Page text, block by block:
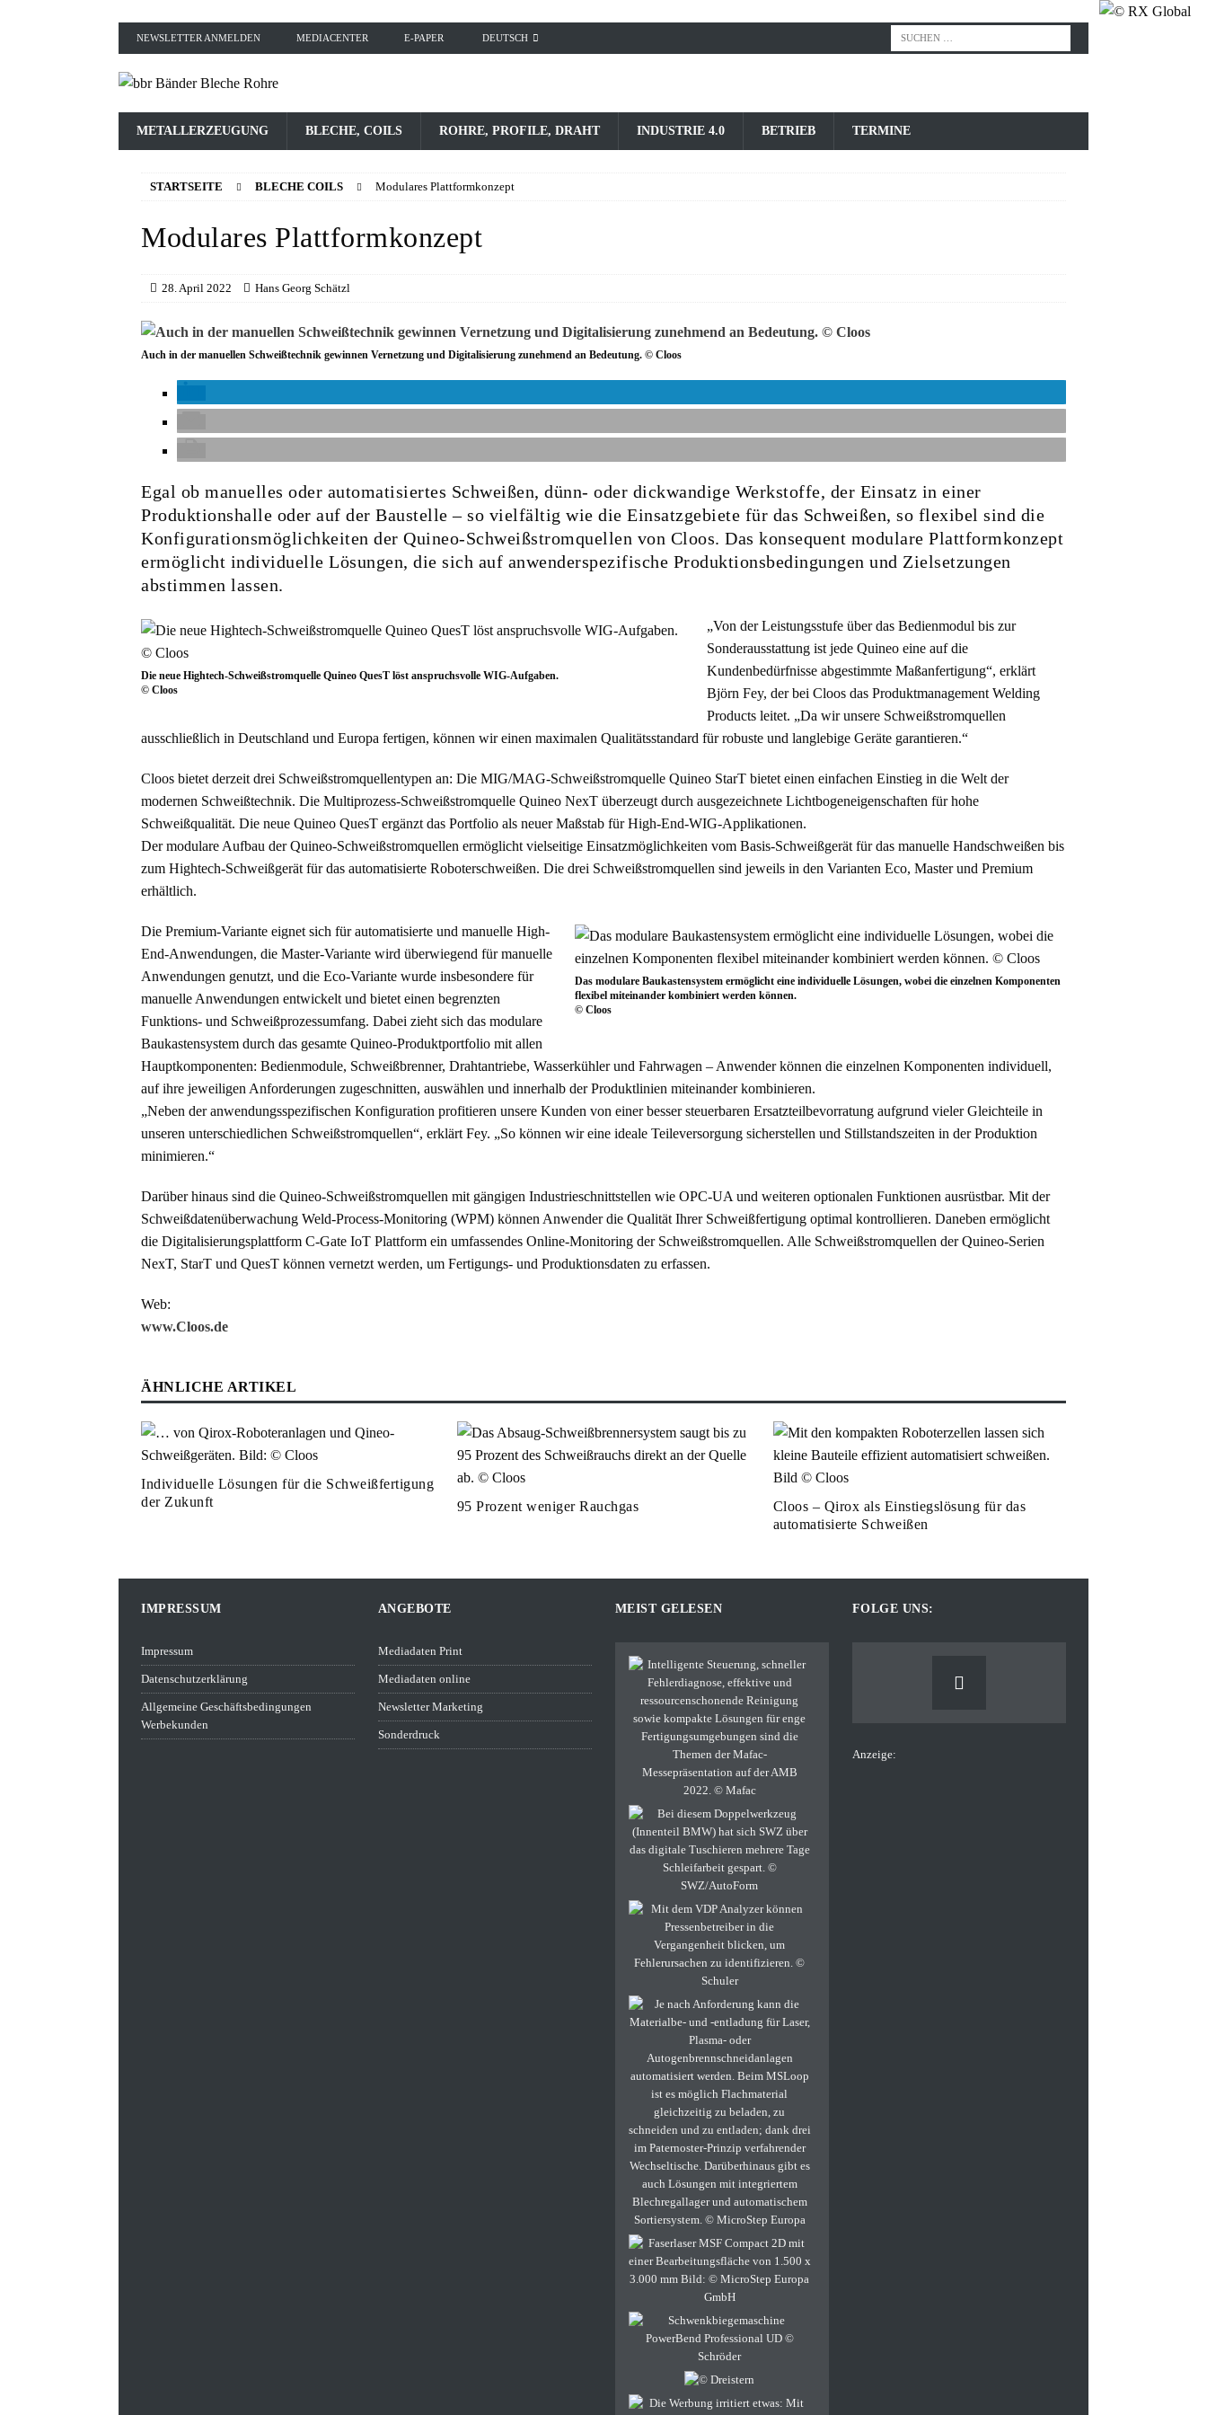
NEWSLETTER ANMELDEN MEDIACENTER E-PAPER DEUTSCH
METALLERZEUGUNG BLECHE, COILS ROHRE, PROFILE, DRAHT INDUSTRIE 4.0 BETRIEB TERMINE
STARTSEITE BLECHE COILS Modulares Plattformkonzept
Modulares Plattformkonzept
28. April 2022 Hans Georg Schätzl
Auch in der manuellen Schweißtechnik gewinnen Vernetzung und Digitalisierung zunehmend an Bedeutung. © Cloos
Egal ob manuelles oder automatisiertes Schweißen, dünn- oder dickwandige Werkstoffe, der Einsatz in einer
Produktionshalle oder auf der Baustelle – so vielfältig wie die Einsatzgebiete für das Schweißen, so flexibel sind die
Konfigurationsmöglichkeiten der Quineo-Schweißstromquellen von Cloos. Das konsequent modulare Plattformkonzept
ermöglicht individuelle Lösungen, die sich auf anwenderspezifische Produktionsbedingungen und Zielsetzungen
abstimmen lassen.
Die neue Hightech-Schweißstromquelle Quineo QuesT löst anspruchsvolle WIG-Aufgaben.
© Cloos
„Von der Leistungsstufe über das Bedienmodul bis zur
Sonderausstattung ist jede Quineo eine auf die
Kundenbedürfnisse abgestimmte Maßanfertigung“, erklärt
Björn Fey, der bei Cloos das Produktmanagement Welding
Products leitet. „Da wir unsere Schweißstromquellen
ausschließlich in Deutschland und Europa fertigen, können wir einen maximalen Qualitätsstandard für robuste und langlebige Geräte garantieren.“
Cloos bietet derzeit drei Schweißstromquellentypen an: Die MIG/MAG-Schweißstromquelle Quineo StarT bietet einen einfachen Einstieg in die Welt der
modernen Schweißtechnik. Die Multiprozess-Schweißstromquelle Quineo NexT überzeugt durch ausgezeichnete Lichtbogeneigenschaften für hohe
Schweißqualität. Die neue Quineo QuesT ergänzt das Portfolio als neuer Maßstab für High-End-WIG-Applikationen.
Der modulare Aufbau der Quineo-Schweißstromquellen ermöglicht vielseitige Einsatzmöglichkeiten vom Basis-Schweißgerät für das manuelle Handschweißen bis
zum Hightech-Schweißgerät für das automatisierte Roboterschweißen. Die drei Schweißstromquellen sind jeweils in den Varianten Eco, Master und Premium
erhältlich.
Das modulare Baukastensystem ermöglicht eine individuelle Lösungen, wobei die einzelnen Komponenten
flexibel miteinander kombiniert werden können.
© Cloos
Die Premium-Variante eignet sich für automatisierte und manuelle High-
End-Anwendungen, die Master-Variante wird überwiegend für manuelle
Anwendungen genutzt, und die Eco-Variante wurde insbesondere für
manuelle Anwendungen entwickelt und bietet einen begrenzten
Funktions- und Schweißprozessumfang. Dabei zieht sich das modulare
Baukastensystem durch das gesamte Quineo-Produktportfolio mit allen
Hauptkomponenten: Bedienmodule, Schweißbrenner, Drahtantriebe, Wasserkühler und Fahrwagen – Anwender können die einzelnen Komponenten individuell,
auf ihre jeweiligen Anforderungen zugeschnitten, auswählen und innerhalb der Produktlinien miteinander kombinieren.
„Neben der anwendungsspezifischen Konfiguration profitieren unsere Kunden von einer besser steuerbaren Ersatzteilbevorratung aufgrund vieler Gleichteile in
unseren unterschiedlichen Schweißstromquellen“, erklärt Fey. „So können wir eine ideale Teileversorgung sicherstellen und Stillstandszeiten in der Produktion
minimieren.“
Darüber hinaus sind die Quineo-Schweißstromquellen mit gängigen Industrieschnittstellen wie OPC-UA und weiteren optionalen Funktionen ausrüstbar. Mit der
Schweißdatenüberwachung Weld-Process-Monitoring (WPM) können Anwender die Qualität Ihrer Schweißfertigung optimal kontrollieren. Daneben ermöglicht
die Digitalisierungsplattform C-Gate IoT Plattform ein umfassendes Online-Monitoring der Schweißstromquellen. Alle Schweißstromquellen der Quineo-Serien
NexT, StarT und QuesT können vernetzt werden, um Fertigungs- und Produktionsdaten zu erfassen.
Web:
www.Cloos.de
ÄHNLICHE ARTIKEL
Individuelle Lösungen für die Schweißfertigung
der Zukunft
95 Prozent weniger Rauchgas
Cloos – Qirox als Einstiegslösung für das
automatisierte Schweißen
IMPRESSUM
Impressum
Datenschutzerklärung
Allgemeine Geschäftsbedingungen
Werbekunden
ANGEBOTE
Mediadaten Print
Mediadaten online
Newsletter Marketing
Sonderdruck
MEIST GELESEN FOLGE UNS:
Anzeige: